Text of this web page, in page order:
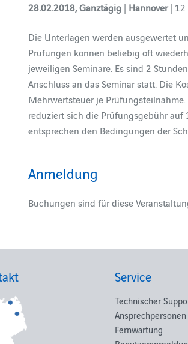
28.02.2018, Ganztägig | Hannover| 12
Die Unterlagen werden ausgewertet
Prüfungen können beliebig oft
jeweiligen Seminare. Es sind 2
Anschluss an das Seminar statt. Die
Mehrwertsteuer je
reduziert sich die Prüfungsgebühr auf
entsprechen den Bedingungen der
Anmeldung
Buchungen sind für diese
Service
Technischer
Ansprechpersonen
Fernwartung